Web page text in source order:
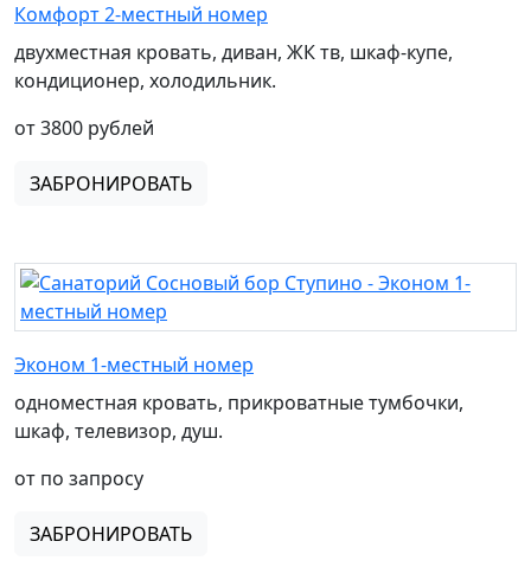
Комфорт 2-местный номер
двухместная кровать, диван, ЖК тв, шкаф-купе,
кондиционер, холодильник.
от 3800 рублей
ЗАБРОНИРОВАТЬ
Эконом 1-местный номер
одноместная кровать, прикроватные тумбочки,
шкаф, телевизор, душ.
от по запросу
ЗАБРОНИРОВАТЬ